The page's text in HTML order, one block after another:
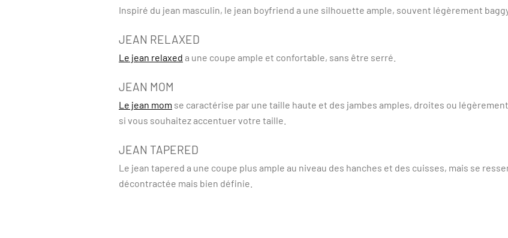
Inspiré du jean masculin, le jean boyfriend a une silhouette ample, souvent légèrement
JEAN RELAXED
Le jean relaxed a une coupe ample et confortable, sans être serré.
JEAN MOM
Le jean mom se caractérise par une taille haute et des jambes amples, droites ou
si vous souhaitez accentuer votre taille.
JEAN TAPERED
Le jean tapered a une coupe plus ample au niveau des hanches et des cuisses, mais se
décontractée mais bien définie.